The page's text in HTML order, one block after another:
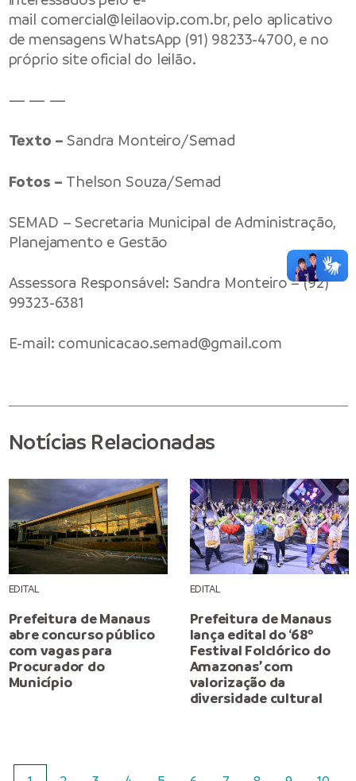
mail comercial@leilaovip.com.br, pelo aplicativo
de mensagens WhatsApp (91) 98233-4700, e no
próprio site oficial do leilão.
— — —
Texto – Sandra Monteiro/Semad
Fotos – Thelson Souza/Semad
SEMAD – Secretaria Municipal de Administração,
Planejamento e Gestão
Assessora Responsável: Sandra Monteiro – (92)
99323-6381
E-mail: comunicacao.semad@gmail.com
Notícias Relacionadas
EDITAL
Prefeitura de Manaus
abre concurso público
com vagas para
Procurador do
Município
EDITAL
Prefeitura de Manaus
lança edital do ‘68º
Festival Folclórico do
Amazonas’ com
valorização da
diversidade cultural